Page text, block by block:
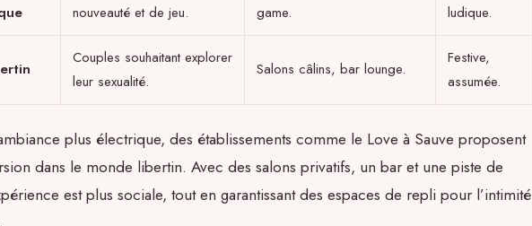
nouveauté et de jeu.
game.
ludique.
Couples souhaitant explorer
leur sexualité.
Salons câlins, bar lounge.
Festive,
assumée.
plus électrique, des établissements comme le Love à Sauve proposent
dans le monde libertin. Avec des salons privatifs, un bar et une piste de
est plus sociale, tout en garantissant des espaces de repli pour l’intimité